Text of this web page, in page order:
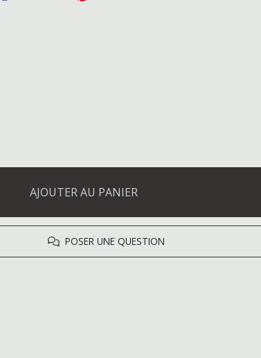
AJOUTER AU PANIER
POSER UNE QUESTION